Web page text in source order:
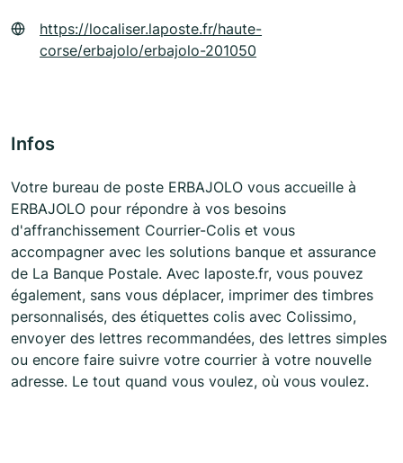
https://localiser.laposte.fr/haute-
corse/erbajolo/erbajolo-201050
Infos
Votre bureau de poste ERBAJOLO vous accueille à
ERBAJOLO pour répondre à vos besoins
d'affranchissement Courrier-Colis et vous
accompagner avec les solutions banque et assurance
de La Banque Postale. Avec laposte.fr, vous pouvez
également, sans vous déplacer, imprimer des timbres
personnalisés, des étiquettes colis avec Colissimo,
envoyer des lettres recommandées, des lettres simples
ou encore faire suivre votre courrier à votre nouvelle
adresse. Le tout quand vous voulez, où vous voulez.